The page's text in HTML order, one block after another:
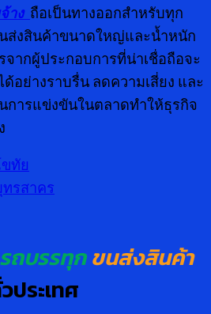
าง ถือเป็นทางออกสำหรับทุก
ส่งสินค้าขนาดใหญ่และน้ำหนัก
จากผู้ประกอบการที่น่าเชื่อถือจะ
อย่างราบรื่น ลดความเสี่ยง และ
การแข่งขันในตลาดทำให้ธุรกิจ
ขทัย
ทรสาคร
รถบรรทุกขนส่งสินค้า
ประเทศ